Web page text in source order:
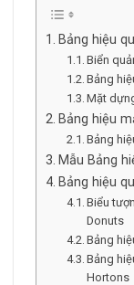
Bảng hiệu
Biển
Bảng
Mặt
Bảng hiệu
Bảng
Mẫu Bảng
Bảng hiệu
Biểu
Donuts
Bảng
Bảng
Hortons